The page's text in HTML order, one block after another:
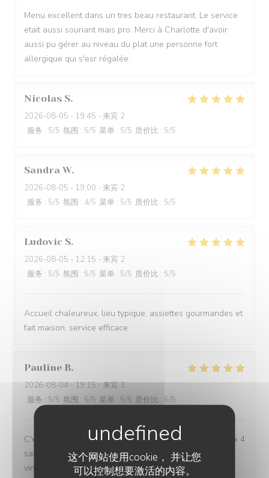
这个网站使用cookie， 并让您
可以控制想要激活的内容。
Menu excellent dans un tres beau restaurant. Le service
etait aussi souriant mais pro. Merci à Charlotte d'avoir
aussi pu gérer au niveau du plat une personne fort
allergique qui s'esr régalée.
Nicolas S
2026-08-05 - 19:45 - 来宾 2
服务 : 5/5 氛围 : 5/5 菜单 : 5/5 质价比 : 5/5
Sandra W
2026-08-05 - 19:00 - 来宾 2
服务 : 5/5 氛围 : 4/5 菜单 : 5/5 质价比 : 5/5
Ludovic S
2026-08-05 - 12:15 - 来宾 2
服务 : 5/5 氛围 : 5/5 菜单 : 5/5 质价比 : 5/5
Accueil chaleureux, lieu typique, assiettes gourmandes et
fait maison, service efficace
Pauline B
2026-08-04- 19:15 - 来宾 3
服务 : 5/5 氛围 : 5/5 菜单 : 5/5 质价比 : 5/5
C'est toujours un régal de venir manger à l'Auberge aux 4
saisons, avec toujours de belles découvertes (repas et
vins). Merci pour ces délicieux moments !